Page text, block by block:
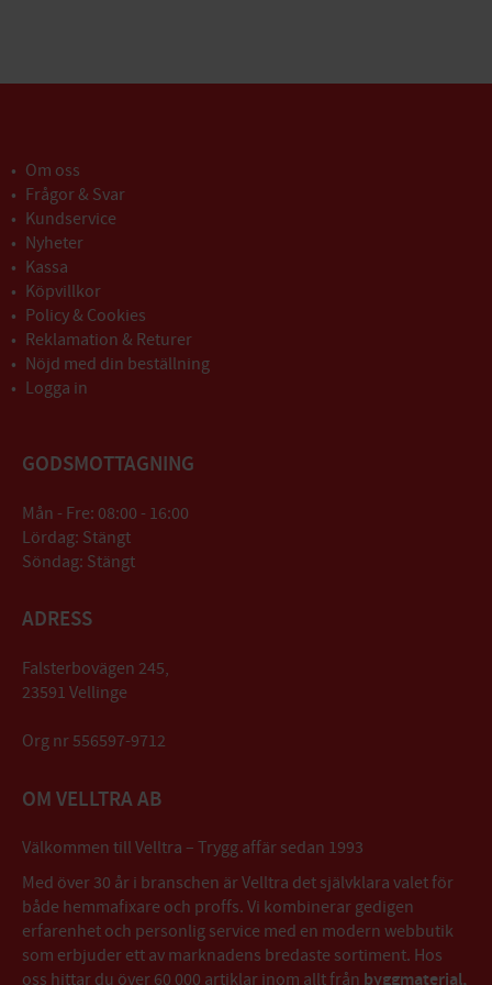
Om oss
Frågor & Svar
Kundservice
Nyheter
Kassa
Köpvillkor
Policy & Cookies
Reklamation & Returer
Nöjd med din beställning
Logga in
GODSMOTTAGNING
Mån - Fre: 08:00 - 16:00
Lördag: Stängt
Söndag: Stängt
ADRESS
Falsterbovägen 245,
23591 Vellinge
Org nr 556597-9712
OM VELLTRA AB
Välkommen till Velltra – Trygg affär sedan 1993
Med över 30 år i branschen är Velltra det självklara valet för
både hemmafixare och proffs. Vi kombinerar gedigen
erfarenhet och personlig service med en modern webbutik
som erbjuder ett av marknadens bredaste sortiment. Hos
oss hittar du över 60 000 artiklar inom allt från byggmaterial,